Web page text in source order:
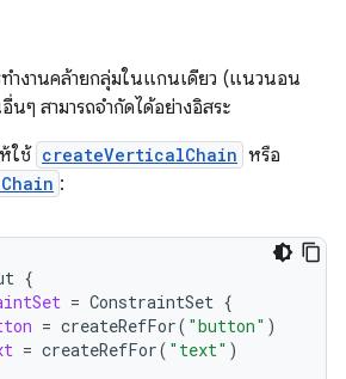
ำงานคล้ายกลุ่มในแกนเดียว (แนวนอน
ๆ สามารถจำกัดได้อย่างอิสระ
ใช้ createVerticalChain หรือ
:
{
= ConstraintSet {
= createRefFor( "button" )
= createRefFor( "text" )